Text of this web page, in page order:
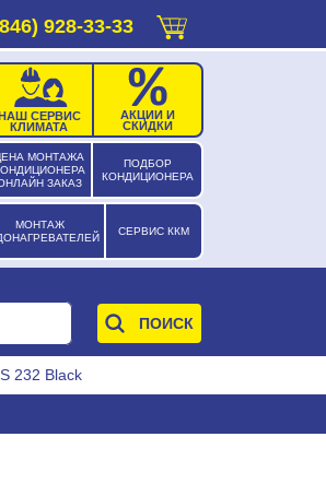
928-33-33
МОНТАЖА
ЗАКАЗ
ПОДБОР
КОНДИЦИОНЕРА
МОНТАЖ
СЕРВИС ККМ
НАШ СЕРВИС
КЛИМАТА
АКЦИИ И
СКИДКИ
232 Black